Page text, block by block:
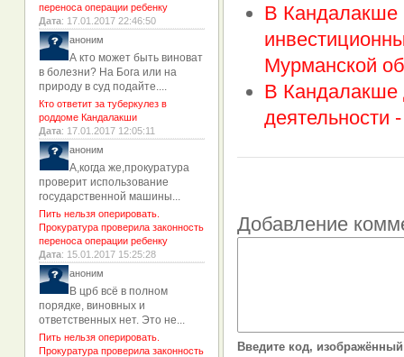
В Кандалакше
Мурманской
В Кандалакше
деятельности
Добавление
Введите код,
переноса операции ребенку
Дата: 17.01.2017 22:46:50
аноним
А кто может быть виноват
в болезни? На Бога или на
природу в суд подайте....
Кто ответит за туберкулез в
роддоме Кандалакши
Дата: 17.01.2017 12:05:11
аноним
А,когда же,прокуратура
проверит использование
государственной машины...
Пить нельзя оперировать.
Прокуратура проверила законность
переноса операции ребенку
Дата: 15.01.2017 15:25:28
аноним
В црб всё в полном
порядке, виновных и
ответственных нет. Это не...
Пить нельзя оперировать.
Прокуратура проверила законность